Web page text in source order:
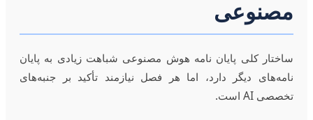
مصنوعی
ساختار کلی پایان نامه هوش مصنوعی شباهت زیادی به پایان
نامه‌های دیگر دارد، اما هر فصل نیازمند تأکید بر جنبه‌های
تخصصی AI است.